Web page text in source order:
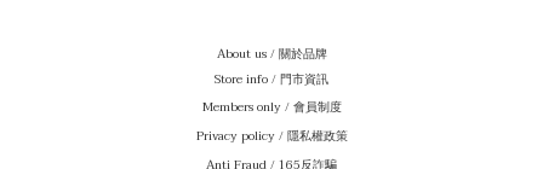
About us / 關於品牌
Store info / 門市資訊
Members only / 會員制度
Privacy policy / 隱私權政策
Anti Fraud / 165反詐騙